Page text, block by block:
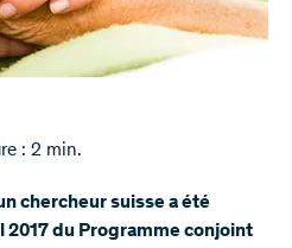
: 2 min.
chercheur suisse a été
du Programme conjoint